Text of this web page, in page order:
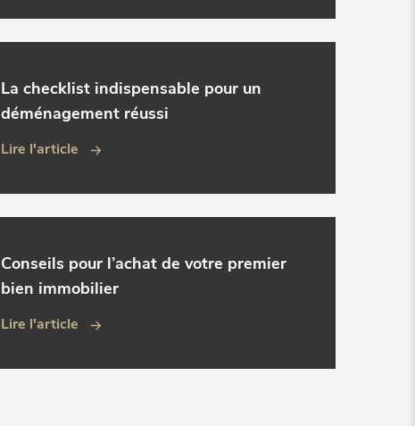
La checklist indispensable pour un
déménagement réussi
Lire l'article
Conseils pour l’achat de votre premier
bien immobilier
Lire l'article